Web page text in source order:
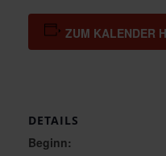
ZUM KALENDER
DETAILS
Beginn: